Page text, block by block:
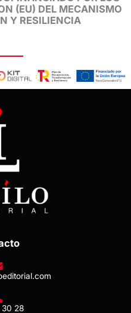
(EU) DEL MECANISMO
Y RESILIENCIA
28